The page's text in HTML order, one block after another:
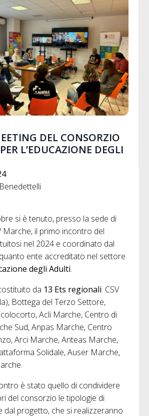
DEL CONSORZIO
L’EDUCAZIONE DEGLI
si è tenuto, presso la sede di
Marche, il primo incontro del
nel 2024 e coordinato dal
ente accreditato nel settore
degli Adulti.
da 13 Ets regionali: CSV
Bottega del Terzo Settore,
Acli Marche, Centro di
Sud, Anpas Marche, Centro
Arci Marche, Anteas Marche,
Solidale, Auser Marche,
è stato quello di condividere
del consorzio le tipologie di
dal progetto, che si realizzeranno